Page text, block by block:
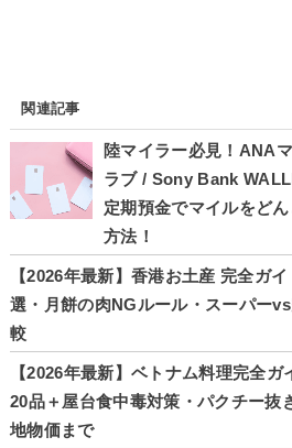
関連記事
陸マイラー必見！ANA
ラブ / Sony Bank
定期預金でマイルをど
方法！
【2026年最新】香港お土産 完全ガ
選・月餅の肉NGルール・スーパー
較
【2026年最新】ベトナム料理完全ガ
20品＋屋台食中毒対策・パクチー抜
地物価まで